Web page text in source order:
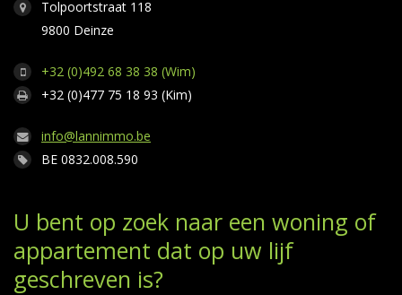
Tolpoortstraat 118
9800 Deinze
+32 (0)492 68 38 38 (Wim)
+32 (0)477 75 18 93 (Kim)
info@lannimmo.be
BE 0832.008.590
U bent op zoek naar een woning of
appartement dat op uw lijf
geschreven is?